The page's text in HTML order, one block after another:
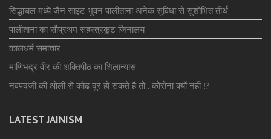
सिद्धाचल मध्ये जैन साइट भुवन पालीताना अनेक सुविधा से सुशोभित तीर्थ.
पालीताना का सौप्रथम सहस्त्रकूट जिनालय
कालधर्म समाचार
माणिभद्र वीर की शक्तिपीठ का शिलान्यास
नवपदजी की ओली से कोढ दूर हो सकते है तो…कोरोना क्यों नहीं ⁉️
LATEST JAINISM